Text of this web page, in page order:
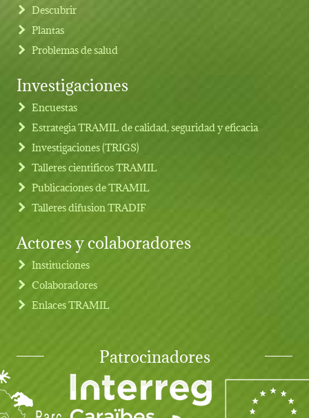
Footer menu
Descubrir
Plantas
Problemas de salud
Investigaciones
Encuestas
Estrategia TRAMIL de calidad, seguridad y eficacia
Investigaciones (TRIGS)
Talleres cientificos TRAMIL
Publicaciones de TRAMIL
Talleres difusion TRADIF
Actores y colaboradores
Instituciones
Colaboradores
Enlaces TRAMIL
Patrocinadores